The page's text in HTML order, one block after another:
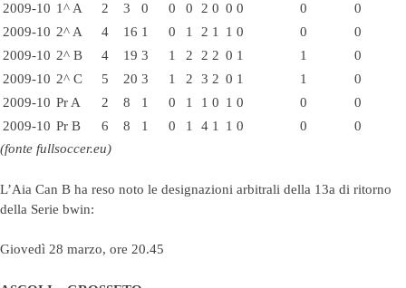
2009-10 1^ A 2 3 0 0 0 2 0 0 0 0
0
2009-10 2^ A 4 16 1 0 1 2 1 1 0 0
0
2009-10 2^ B 4 19 3 1 2 2 2 0 1 1
0
2009-10 2^ C 5 20 3 1 2 3 2 0 1 1
0
2009-10 Pr A 2 8 1 0 1 1 0 1 0 0
0
2009-10 Pr B 6 8 1 0 1 4 1 1 0 0
0
(fonte fullsoccer.eu)
L’Aia Can B ha reso noto le designazioni arbitrali della 13a di ritorno
della Serie bwin:
Giovedì 28 marzo, ore 20.45